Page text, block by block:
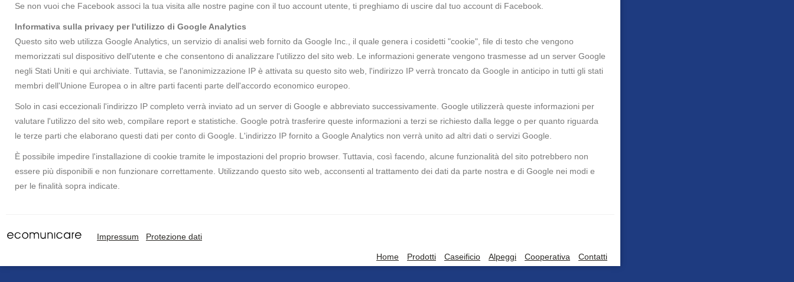
Se non vuoi che Facebook associ la tua visita alle nostre pagine con il tuo account utente, ti preghiamo di uscire dal tuo account di Facebook.
Informativa sulla privacy per l'utilizzo di Google Analytics
Questo sito web utilizza Google Analytics, un servizio di analisi web fornito da Google Inc., il quale genera i cosidetti "cookie", file di testo che vengono
memorizzati sul dispositivo dell'utente e che consentono di analizzare l'utilizzo del sito web. Le informazioni generate vengono trasmesse ad un server Google
negli Stati Uniti e qui archiviate. Tuttavia, se l'anonimizzazione IP è attivata su questo sito web, l'indirizzo IP verrà troncato da Google in anticipo in tutti gli stati
membri dell'Unione Europea o in altre parti facenti parte dell'accordo economico europeo.
Solo in casi eccezionali l'indirizzo IP completo verrà inviato ad un server di Google e abbreviato successivamente. Google utilizzerà queste informazioni per
valutare l'utilizzo del sito web, compilare report e statistiche. Google potrà trasferire queste informazioni a terzi se richiesto dalla legge o per quanto riguarda
le terze parti che elaborano questi dati per conto di Google. L'indirizzo IP fornito a Google Analytics non verrà unito ad altri dati o servizi Google.
È possibile impedire l'installazione di cookie tramite le impostazioni del proprio browser. Tuttavia, così facendo, alcune funzionalità del sito potrebbero non
essere più disponibili e non funzionare correttamente. Utilizzando questo sito web, acconsenti al trattamento dei dati da parte nostra e di Google nei modi e
per le finalità sopra indicate.
Impressum Protezione dati
Home Prodotti Caseificio Alpeggi Cooperativa Contatti